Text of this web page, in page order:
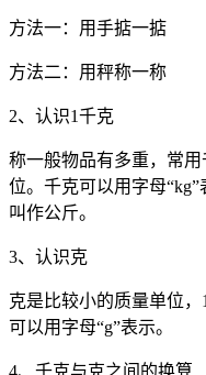
方法一：用手掂一掂
方法二：用秤称一称
2、认识1千克
称一般物品有多重，常
位。千克可以用字母
叫作公斤。
3、认识克
克是比较小的质量单位
可以用字母“g”表示。
4、千克与克之间的换算